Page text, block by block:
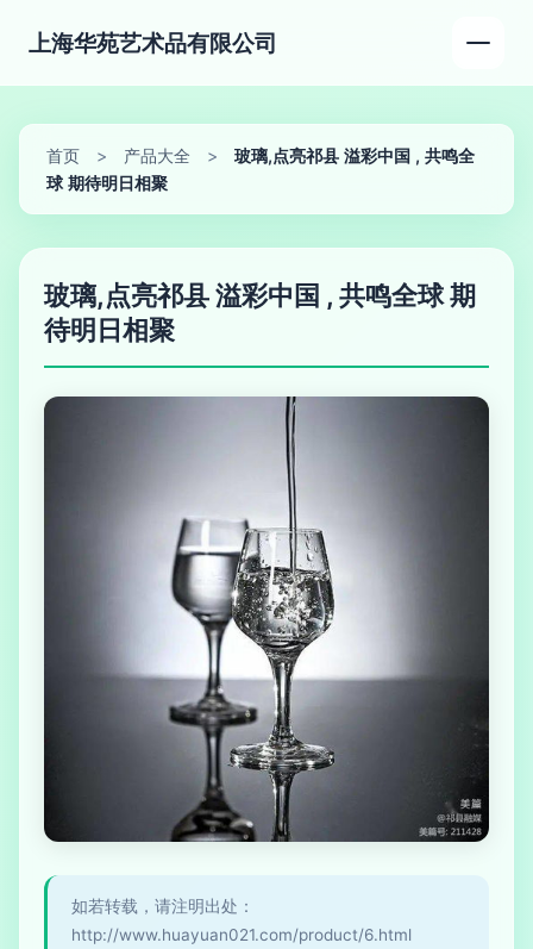
上海华苑艺术品有限公司
首页 > 产品大全 >
玻璃,点亮祁县 溢彩中国 , 共鸣全
球 期待明日相聚
玻璃,点亮祁县 溢彩中国 , 共鸣全球 期
待明日相聚
如若转载，请注明出处：
http://www.huayuan021.com/product/6.html